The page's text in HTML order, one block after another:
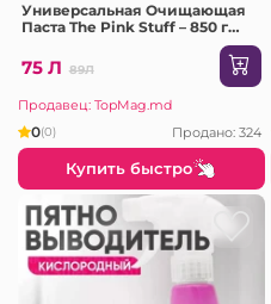
Универсальная Очищающая
Паста The Pink Stuff – 850 г
75 Л 89Л
Продавец: TopMag.md
0(0) Продано: 324
Купить быстро